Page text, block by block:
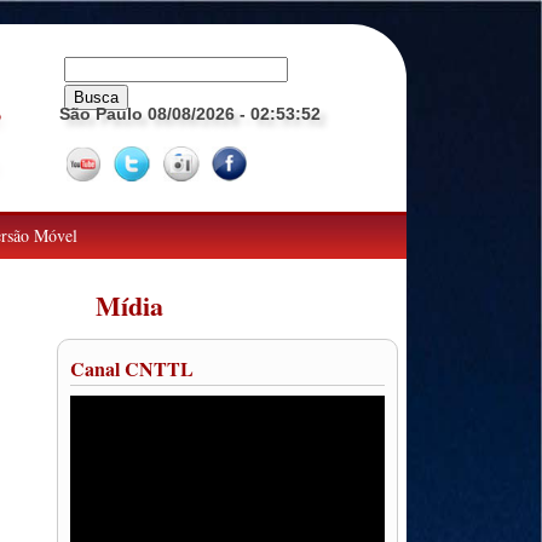
São Paulo 08/08/2026 - 02:53:53
Móvel
Mídia
Canal CNTTL